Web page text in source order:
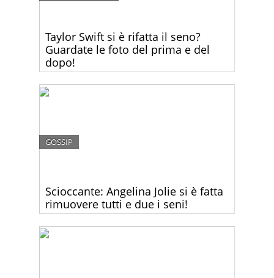
Taylor Swift si è rifatta il seno?
Guardate le foto del prima e del
dopo!
generosa che mai ai People’s Choice Awards. Si è
rifatta il seno?
Scioccante: Angelina Jolie si è fatta
rimuovere tutti e due i seni!
GOSSIP
di essersi sottoposta a un intervento di
asportazione di tutti e due i seni per ridurre il forte